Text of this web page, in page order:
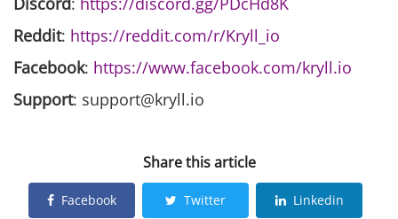
Reddit: https://reddit.com/r/Kryll_io
Facebook: https://www.facebook.com/kryll.io
Support: support@kryll.io
Share this article
Facebook Twitter Linkedin